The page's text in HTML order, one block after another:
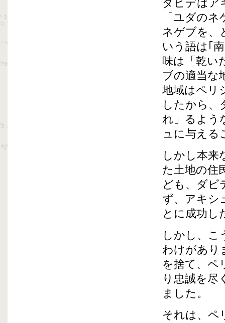
ダビデはア
「ユダの
ネゲブを、
いう語は｢
味は「乾い
ブの適当な
地域はペリ
したから、
れ」るよう
ュに与える
しかし本来
た土地の住
ども、ダビ
ず、アキシ
とに成功し
しかし、こ
わけがあり
を捨て、ペ
り忠誠を尽
ました。
それは、ペ